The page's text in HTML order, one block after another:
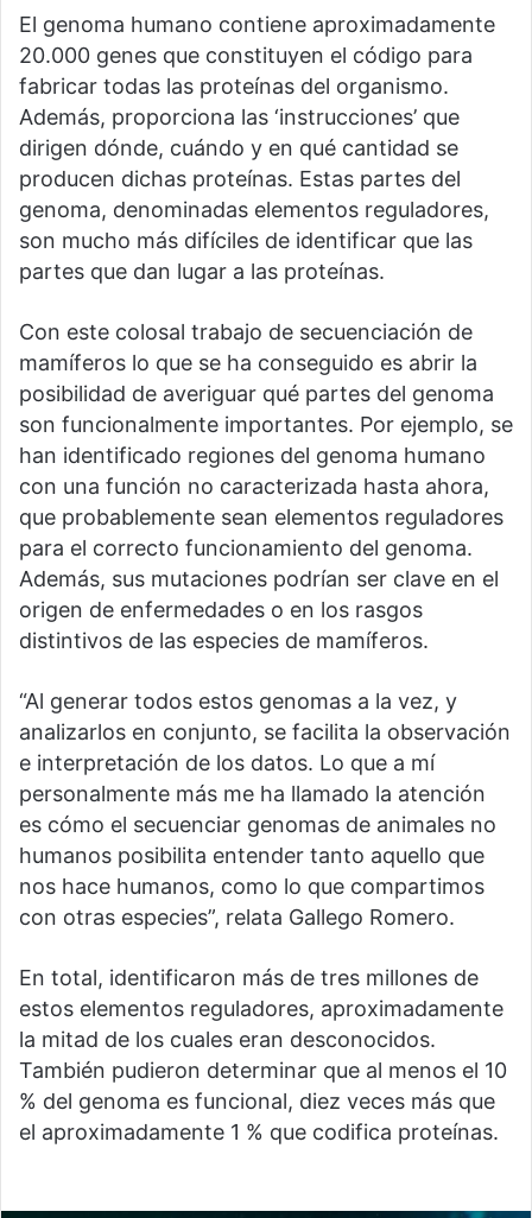
El genoma humano contiene aproximadamente
20.000 genes que constituyen el código para
fabricar todas las proteínas del organismo.
Además, proporciona las ‘instrucciones’ que
dirigen dónde, cuándo y en qué cantidad se
producen dichas proteínas. Estas partes del
genoma, denominadas elementos reguladores,
son mucho más difíciles de identificar que las
partes que dan lugar a las proteínas.
Con este colosal trabajo de secuenciación de
mamíferos lo que se ha conseguido es abrir la
posibilidad de averiguar qué partes del genoma
son funcionalmente importantes. Por ejemplo, se
han identificado regiones del genoma humano
con una función no caracterizada hasta ahora,
que probablemente sean elementos reguladores
para el correcto funcionamiento del genoma.
Además, sus mutaciones podrían ser clave en el
origen de enfermedades o en los rasgos
distintivos de las especies de mamíferos.
“Al generar todos estos genomas a la vez, y
analizarlos en conjunto, se facilita la observación
e interpretación de los datos. Lo que a mí
personalmente más me ha llamado la atención
es cómo el secuenciar genomas de animales no
humanos posibilita entender tanto aquello que
nos hace humanos, como lo que compartimos
con otras especies”, relata Gallego Romero.
En total, identificaron más de tres millones de
estos elementos reguladores, aproximadamente
la mitad de los cuales eran desconocidos.
También pudieron determinar que al menos el 10
% del genoma es funcional, diez veces más que
el aproximadamente 1 % que codifica proteínas.